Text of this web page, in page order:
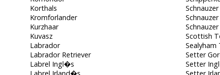
Korthals
Kromforlander
Kurzhaar
Kuvasz
Labrador
Labrador Retriever
Labrel Ingl�s
Scottish
Sealyham
Setter
Setter